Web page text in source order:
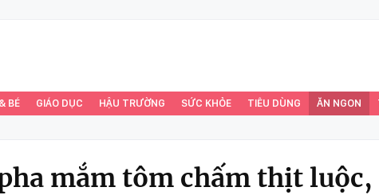
BÉ GIÁO DỤC HẬU TRƯỜNG SỨC KHỎE TIÊU DÙNG ĂN NGON
mắm tôm chấm thịt luộc,